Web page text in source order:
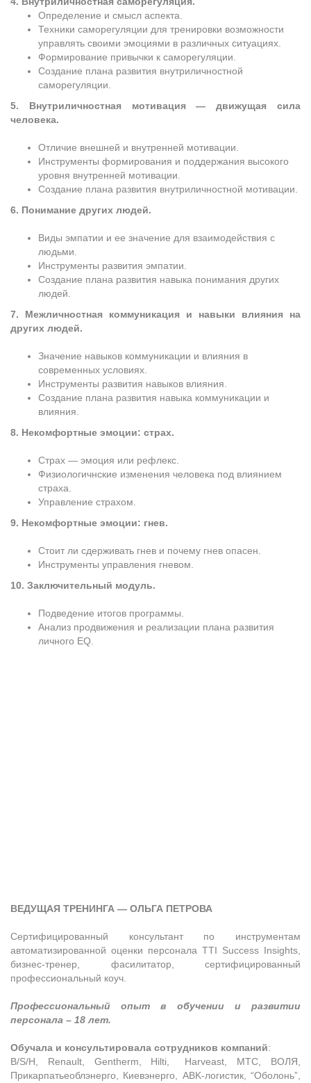
Определение и смысл аспекта.
Техники саморегуляции для тренировки возможности
управлять своими эмоциями в различных ситуациях.
Формирование привычки к саморегуляции.
Создание плана развития внутриличностной
саморегуляции.
5. Внутриличностная мотивация — движущая сила
человека.
Отличие внешней и внутренней мотивации.
Инструменты формирования и поддержания высокого
уровня внутренней мотивации.
Создание плана развития внутриличностной мотивации.
6. Понимание других людей.
Виды эмпатии и ее значение для взаимодействия с
людьми.
Инструменты развития эмпатии.
Создание плана развития навыка понимания других
людей.
7. Межличностная коммуникация и навыки влияния на
других людей.
Значение навыков коммуникации и влияния в
современных условиях.
Инструменты развития навыков влияния.
Создание плана развития навыка коммуникации и
влияния.
8. Некомфортные эмоции: страх.
Страх — эмоция или рефлекс.
Физиологичнские изменения человека под влиянием
страха.
Управление страхом.
9. Некомфортные эмоции: гнев.
Стоит ли сдерживать гнев и почему гнев опасен.
Инструменты управления гневом.
10. Заключительный модуль.
Подведение итогов программы.
Анализ продвижения и реализации плана развития
личного EQ.
ВЕДУЩАЯ ТРЕНИНГА — ОЛЬГА ПЕТРОВА
Сертифицированный консультант по инструментам
автоматизированной оценки персонала TTI Success Insights,
бизнес-тренер, фасилитатор, сертифицированный
профессиональный коуч.
Профессиональный опыт в обучении и развитии
персонала – 18 лет.
Обучала и консультировала сотрудников компаний:
B/S/H, Renault, Gentherm, Hilti, Harveast, МТС, ВОЛЯ,
Прикарпатьеоблэнерго, Киевэнерго, ABK-логистик, “Оболонь”,